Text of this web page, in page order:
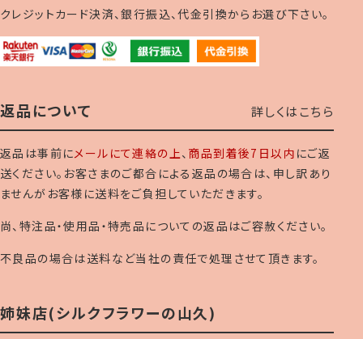
クレジットカード決済、銀行振込、代金引換からお選び下さい。
返品について 詳しくはこちら
返品は事前にメールにて連絡の上、 商品到着後7日以内 にご返
送ください。お客さまのご都合による返品の場合は、申し訳あり
ませんがお客様に送料をご負担していただきます。
尚、特注品・使用品・特売品についての返品はご容赦ください。
不良品の場合は送料など当社の責任で処理させて頂きます。
姉妹店(シルクフラワーの山久)